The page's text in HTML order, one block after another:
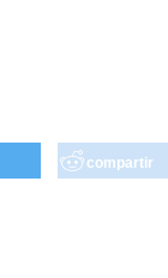
compartir